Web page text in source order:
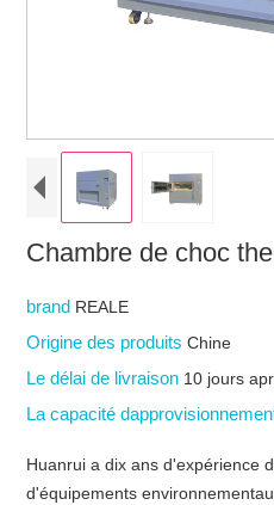
Chambre de choc
brand REALE
Origine des produitsChine
Le délai de livraison 10 jours
La capacité
Huanrui a dix ans d'expérience
d'équipements